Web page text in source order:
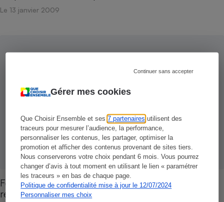
Gérer mes cookies
Que Choisir Ensemble et ses7 partenaires utilisent des
traceurs pour mesurer l’audience, la performance,
personnaliser les contenus, les partager, optimiser la
promotion et afficher des contenus provenant de sites tiers.
Nous conserverons votre choix pendant 6 mois. Vous pourrez
changer d’avis à tout moment en utilisant le lien « paramétrer
les traceurs » en bas de chaque page.
Politique de confidentialité mise à jour le 12/07/2024
Personnaliser mes choix
Continuer sans accepter
Le 13 janvier 2009
Fers à repasser - Les autres produits de
repassage
Robot ménager